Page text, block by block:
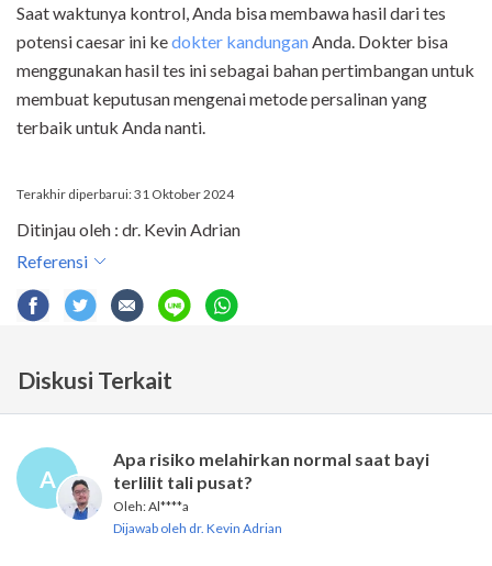
Saat waktunya kontrol, Anda bisa membawa hasil dari tes
potensi caesar ini kedokter kandungan Anda. Dokter bisa
menggunakan hasil tes ini sebagai bahan pertimbangan untuk
membuat keputusan mengenai metode persalinan yang
terbaik untuk Anda nanti.
Terakhir diperbarui: 31 Oktober 2024